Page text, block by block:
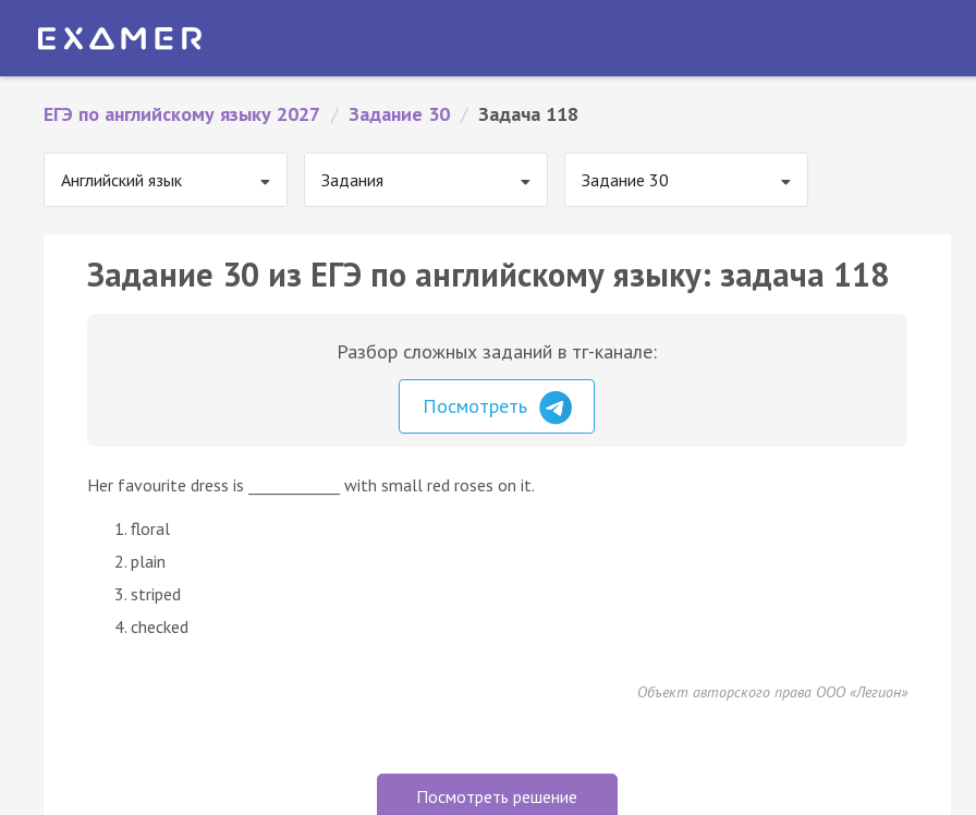
ЕГЭ по английскому языку 2027 / Задание 30 / Задача 118
Английский язык Задания Задание 30
Задание 30 из ЕГЭ по английскому языку: задача 118
Разбор сложных заданий в тг-канале:
Посмотреть
Her favourite dress is ____________ with small red roses on it.
floral
plain
striped
checked
Объект авторского права ООО «Легион»
Посмотреть решение